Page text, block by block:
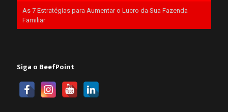
As 7 Estratégias para Aumentar o Lucro da Sua Fazenda
Familiar
Siga o BeefPoint